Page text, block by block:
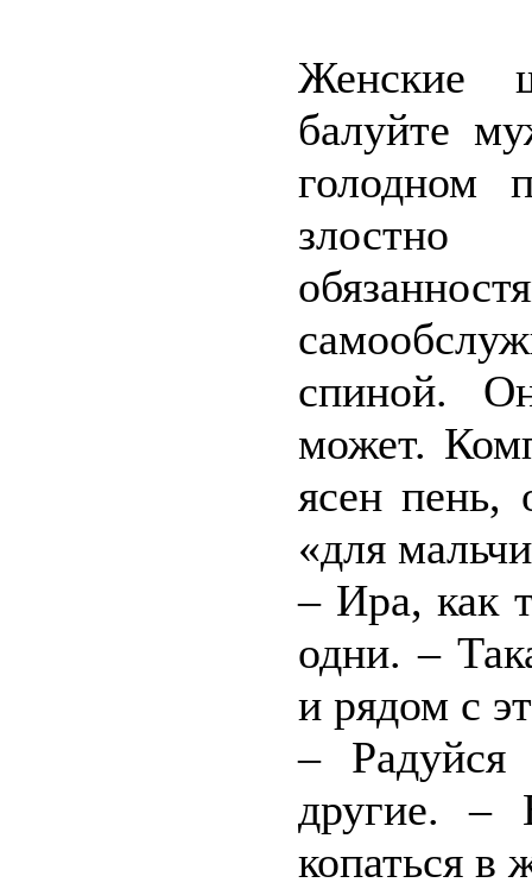
Женские
балуйте
голодном
злостно
спиной.
может.
ясен пень,
«для
– Ира, как
одни. –
и рядом с
– Радуйся
другие. –
копаться в